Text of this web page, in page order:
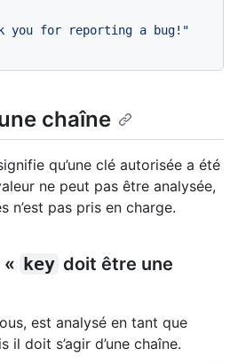
you for reporting a bug!"
chaîne
qu’une clé autorisée a été
ne peut pas être analysée,
n’est pas pris en charge.
« key doit être une
est analysé en tant que
il doit s’agir d’une chaîne.